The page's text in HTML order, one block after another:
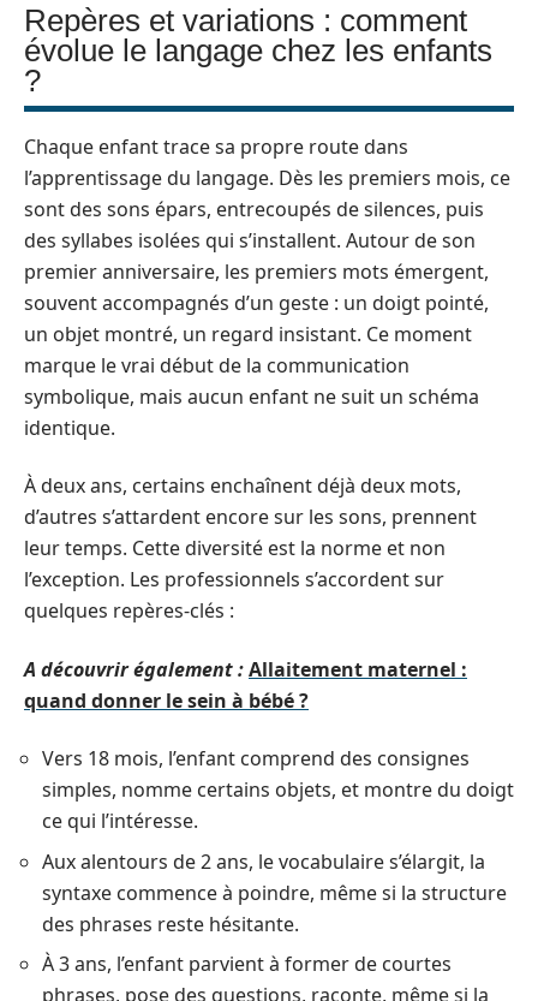
Repères et variations : comment
évolue le langage chez les enfants
?
Chaque enfant trace sa propre route dans
l’apprentissage du langage. Dès les premiers mois, ce
sont des sons épars, entrecoupés de silences, puis
des syllabes isolées qui s’installent. Autour de son
premier anniversaire, les premiers mots émergent,
souvent accompagnés d’un geste : un doigt pointé,
un objet montré, un regard insistant. Ce moment
marque le vrai début de la communication
symbolique, mais aucun enfant ne suit un schéma
identique.
À deux ans, certains enchaînent déjà deux mots,
d’autres s’attardent encore sur les sons, prennent
leur temps. Cette diversité est la norme et non
l’exception. Les professionnels s’accordent sur
quelques repères-clés :
A découvrir également :Allaitement maternel :
quand donner le sein à bébé ?
Vers 18 mois, l’enfant comprend des consignes
simples, nomme certains objets, et montre du doigt
ce qui l’intéresse.
Aux alentours de 2 ans, le vocabulaire s’élargit, la
syntaxe commence à poindre, même si la structure
des phrases reste hésitante.
À 3 ans, l’enfant parvient à former de courtes
phrases, pose des questions, raconte, même si la